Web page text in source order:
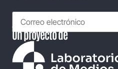
Un proyecto de